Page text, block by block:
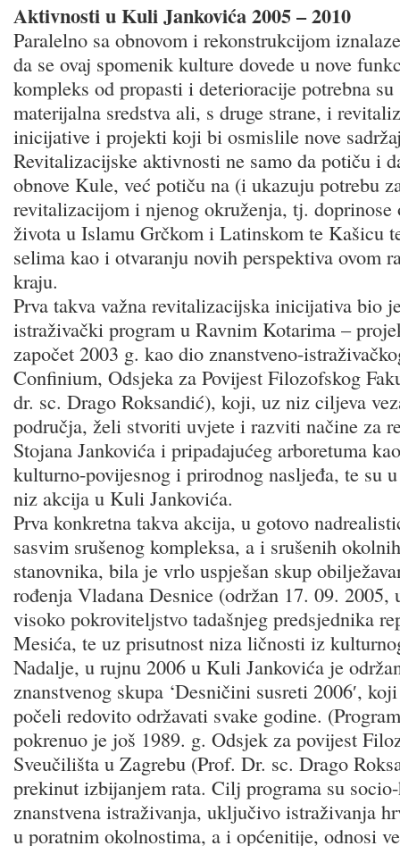
Aktivnosti u Kuli Jankovića 2005 – 2010
Paralelno sa obnovom i rekonstrukcijom
da se ovaj spomenik kulture dovede u nove
kompleks od propasti i deterioracije potrebna
materijalna sredstva ali, s druge strane, i
inicijative i projekti koji bi osmislile nove
Revitalizacijske aktivnosti ne samo da potiču i
obnove Kule, već potiču na (i ukazuju potrebu
revitalizacijom i njenog okruženja, tj. doprinose
života u Islamu Grčkom i Latinskom te Kašicu
selima kao i otvaranju novih perspektiva ovom
kraju.
Prva takva važna revitalizacijska inicijativa bio
istraživački program u Ravnim Kotarima –
započet 2003 g. kao dio znanstveno-
Confinium, Odsjeka za Povijest Filozofskog
dr. sc. Drago Roksandić), koji, uz niz ciljeva
područja, želi stvoriti uvjete i razviti načine za
Stojana Jankovića i pripadajućeg arboretuma
kulturno-povijesnog i prirodnog nasljeđa, te su
niz akcija u Kuli Jankovića.
Prva konkretna takva akcija, u gotovo
sasvim srušenog kompleksa, a i srušenih
stanovnika, bila je vrlo uspješan skup
rođenja Vladana Desnice (održan 17. 09.
visoko pokroviteljstvo tadašnjeg predsjednika
Mesića, te uz prisutnost niza ličnosti iz
Nadalje, u rujnu 2006 u Kuli Jankovića je
znanstvenog skupa ‘Desničini susreti 2006′,
počeli redovito održavati svake godine.
pokrenuo je još 1989. g. Odsjek za povijest
Sveučilišta u Zagrebu (Prof. Dr. sc. Drago
prekinut izbijanjem rata. Cilj programa su
znanstvena istraživanja, uključivo istraživanja
u poratnim okolnostima, a i općenitije, odnosi